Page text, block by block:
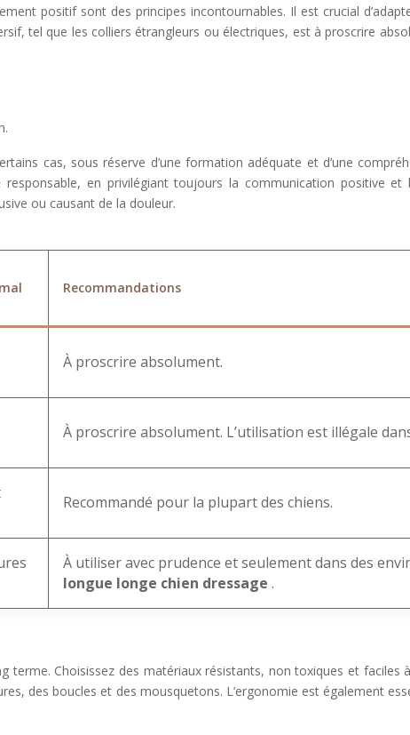
positif sont des principes incontournables. Il est crucial
tel que les colliers étrangleurs ou électriques, est à proscrire
cas, sous réserve d’une formation adéquate et d’une
en privilégiant toujours la communication positive
ou causant de la douleur.
Recommandations
À proscrire absolument.
À proscrire absolument. L’utilisation est illégale
Recommandé pour la plupart des chiens.
À utiliser avec prudence et seulement dans des
longue longe chien dressage .
terme. Choisissez des matériaux résistants, non toxiques et
des boucles et des mousquetons. L’ergonomie est également